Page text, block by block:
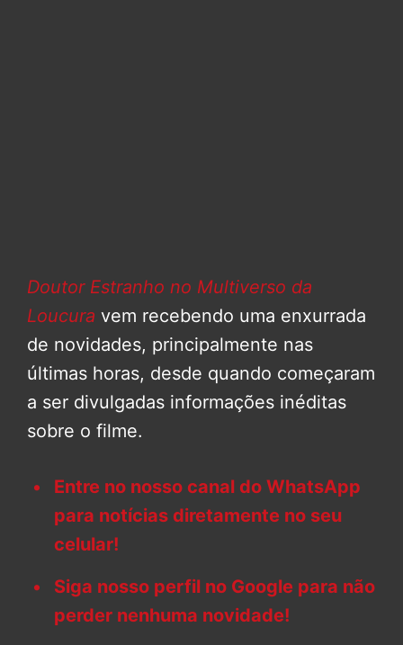
Doutor Estranho no Multiverso da
Loucura vem recebendo uma enxurrada
de novidades, principalmente nas
últimas horas, desde quando começaram
a ser divulgadas informações inéditas
sobre o filme.
Entre no nosso canal do WhatsApp
para notícias diretamente no seu
celular!
Siga nosso perfil no Google para não
perder nenhuma novidade!